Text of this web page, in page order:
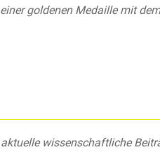
goldenen Medaille mit
wissenschaftliche